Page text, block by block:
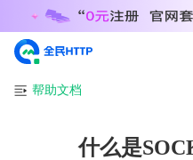
帮助文档
什么是